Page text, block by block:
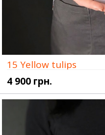
15 Yellow tulips
4 900 грн.